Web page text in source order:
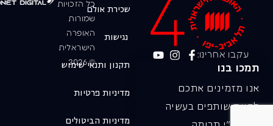
עקבו אחרינו:
תמכו בנו
אנו מזמינים אתכם
להיות שותפים בעשיה
כל הזכויות
שמורות
האופרה
הישראלית
© 2026
שכירת אולם
נגישות
תקנון ותנאי שימוש
מדיניות פרטיות
מדיניות הביטולים